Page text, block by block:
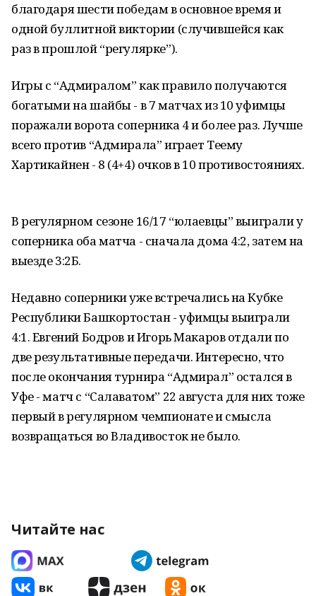
благодаря шести победам в основное время и
одной буллитной виктории (случившейся как
раз в прошлой “регулярке”).
Игры с “Адмиралом” как правило получаются
богатыми на шайбы - в 7 матчах из 10 уфимцы
поражали ворота соперника 4 и более раз. Лучше
всего против “Адмирала” играет Теему
Хартикайнен - 8 (4+4) очков в 10 противостояниях.
В регулярном сезоне 16/17 “юлаевцы” выиграли у
соперника оба матча - сначала дома 4:2, затем на
выезде 3:2Б.
Недавно соперники уже встречались на Кубке
Республики Башкортостан - уфимцы выиграли
4:1. Евгений Бодров и Игорь Макаров отдали по
две результативные передачи. Интересно, что
после окончания турнира “Адмирал” остался в
Уфе - матч с “Салаватом” 22 августа для них тоже
первый в регулярном чемпионате и смысла
возвращаться во Владивосток не было.
Читайте нас